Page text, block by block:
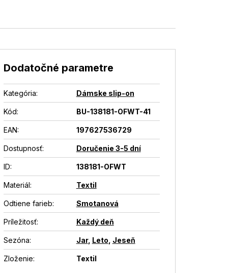
Dodatočné parametre
Kategória: Dámske slip-on
Kód: BU-138181-OFWT-41
EAN: 197627536729
Dostupnosť: Doručenie 3-5 dní
ID: 138181-OFWT
Materiál: Textil
Odtiene farieb: Smotanová
Príležitosť: Každý deň
Sezóna: Jar, Leto Jeseň
Zloženie: Textil